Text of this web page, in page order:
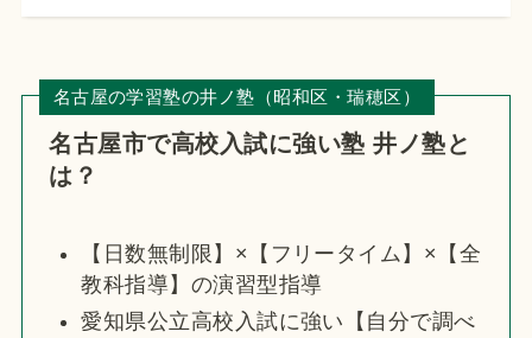
名古屋の学習塾の井ノ塾（昭和区・瑞穂区）
名古屋市で高校入試に強い塾 井ノ塾と
は？
【日数無制限】×【フリータイム】×【全
教科指導】の演習型指導
愛知県公立高校入試に強い【自分で調べ